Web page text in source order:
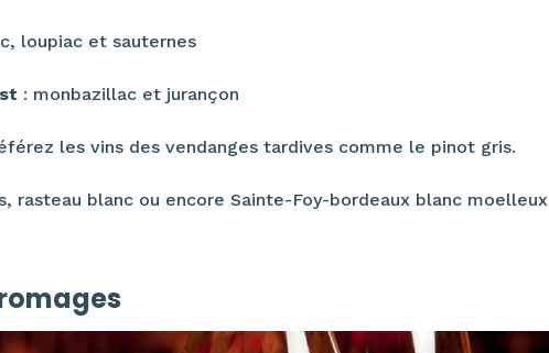
loupiac et sauternes
: monbazillac et jurançon
les vins des vendanges tardives comme le pinot gris.
rasteau blanc ou encore Sainte-Foy-bordeaux blanc moelleux